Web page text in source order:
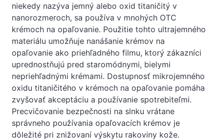
niekedy nazýva jemný alebo oxid titaničitý v
nanorozmeroch, sa používa v mnohých OTC
krémoch na opaľovanie. Použitie tohto ultrajemného
materiálu umožňuje nanášanie krémov na
opaľovanie ako priehľadného filmu, ktorý zákazníci
uprednostňujú pred staromódnymi, bielymi
nepriehľadnými krémami. Dostupnosť mikrojemného
oxidu titaničitého v krémoch na opaľovanie pomáha
zvyšovať akceptáciu a používanie spotrebiteľmi.
Precvičovanie bezpečnosti na slnku vrátane
správneho používania opaľovacích krémov je
dôležité pri znižovaní výskytu rakoviny kože.